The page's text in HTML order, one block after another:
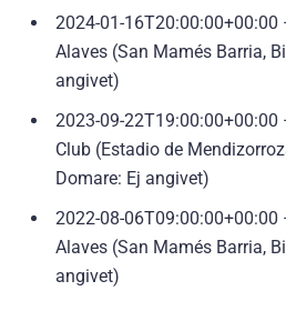
2024-01-
Alaves (San Mamés Barria,
angivet)
2023-09-
Club (Estadio de
Domare: Ej angivet)
2022-08-06T09:00:00+00:00
Alaves (San Mamés Barria,
angivet)